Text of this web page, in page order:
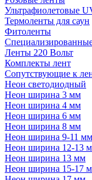
Ультрафиолетовые
Термоленты для саун
Фитоленты
Ленты 220 Вольт
Комплекты лент
Сопутствующие к
Неон светодиодный
Неон ширина 3 мм
Неон ширина 4 мм
Неон ширина 6 мм
Неон ширина 8 мм
Неон ширина 9-11 мм
Неон ширина 12-13
Неон ширина 13 мм
Неон ширина 15-17